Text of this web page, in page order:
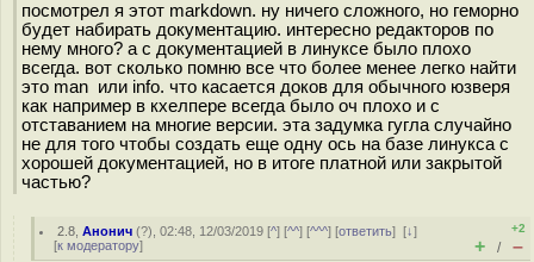
посмотрел я этот markdown. ну ничего сложного, но геморно
будет набирать документацию. интересно редакторов по
нему много? а с документацией в линуксе было плохо
всегда. вот сколько помню все что более менее легко найти
это man или info. что касается доков для обычного юзверя
как например в кхелпере всегда было оч плохо и с
отставанием на многие версии. эта задумка гугла случайно
не для того чтобы создать еще одну ось на базе линукса с
хорошей документацией, но в итоге платной или закрытой
частью?
2.8 ,Анонич (?), 02:48, 12/03/2019 [^] [^^] [^^^] [ответить][↓]
[к модератору]
+2
+ / –